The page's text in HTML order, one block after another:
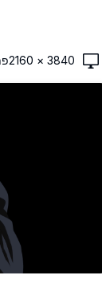
3840
×
2160